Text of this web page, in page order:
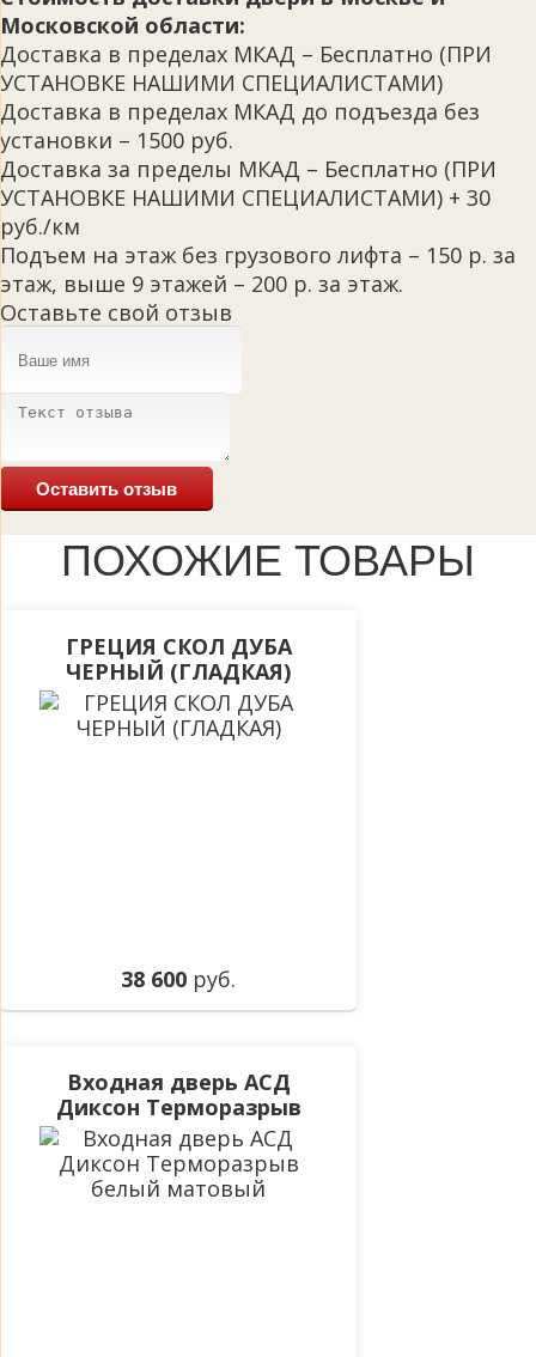
Московской области:
Доставка в пределах МКАД – Бесплатно (ПРИ
УСТАНОВКЕ НАШИМИ СПЕЦИАЛИСТАМИ)
Доставка в пределах МКАД до подъезда без
установки – 1500 руб.
Доставка за пределы МКАД – Бесплатно (ПРИ
УСТАНОВКЕ НАШИМИ СПЕЦИАЛИСТАМИ) + 30
руб./км
Подъем на этаж без грузового лифта – 150 р. за
этаж, выше 9 этажей – 200 р. за этаж.
Оставьте свой отзыв
Оставить отзыв
ПОХОЖИЕ ТОВАРЫ
ГРЕЦИЯ СКОЛ ДУБА
ЧЕРНЫЙ (ГЛАДКАЯ)
38 600 руб.
Входная дверь АСД
Диксон Терморазрыв
белый матовый